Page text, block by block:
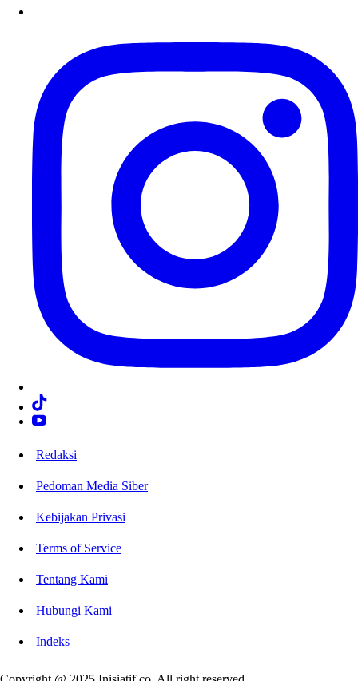
Redaksi
Pedoman Media Siber
Kebijakan Privasi
Terms of Service
Tentang Kami
Hubungi Kami
Indeks